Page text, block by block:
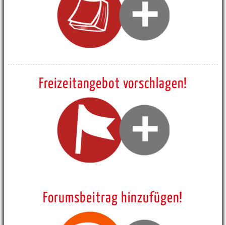
Freizeitangebot vorschlagen!
Forumsbeitrag hinzufügen!